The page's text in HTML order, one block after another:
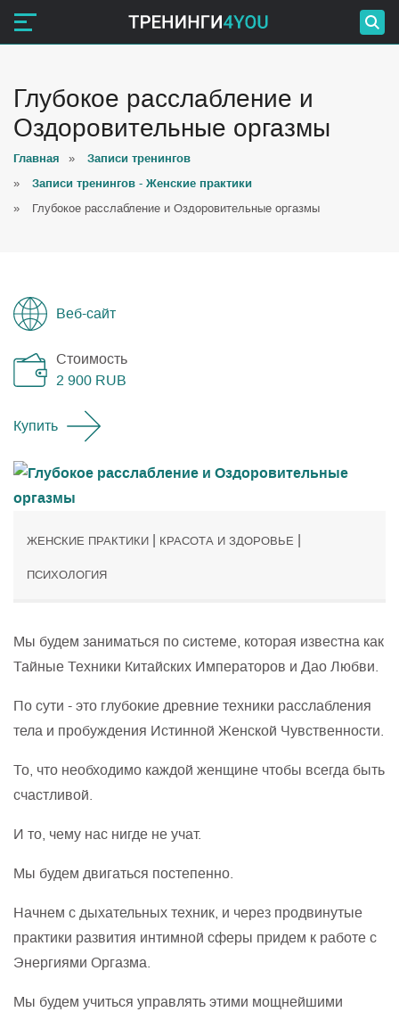
Глубокое расслабление и
Оздоровительные оргазмы
Главная » Записи тренингов
» Записи тренингов - Женские практики
» Глубокое расслабление и Оздоровительные оргазмы
Веб-сайт
Стоимость
2 900 RUB
Купить
ЖЕНСКИЕ ПРАКТИКИ | КРАСОТА И ЗДОРОВЬЕ |
ПСИХОЛОГИЯ
Мы будем заниматься по системе, которая известна как
Тайные Техники Китайских Императоров и Дао Любви.
По сути - это глубокие древние техники расслабления
тела и пробуждения Истинной Женской Чувственности.
То, что необходимо каждой женщине чтобы всегда быть
счастливой.
И то, чему нас нигде не учат.
Мы будем двигаться постепенно.
Начнем с дыхательных техник, и через продвинутые
практики развития интимной сферы придем к работе с
Энергиями Оргазма.
Мы будем учиться управлять этими мощнейшими